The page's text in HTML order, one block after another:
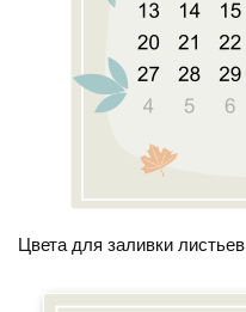
Цвета для заливки